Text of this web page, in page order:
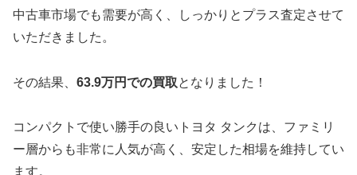
中古車市場でも需要が高く、しっかりとプラス査定させて
いただきました。
その結果、 63.9万円での買取となりました！
コンパクトで使い勝手の良いトヨタ タンクは、ファミリ
ー層からも非常に人気が高く、安定した相場を維持してい
ます。